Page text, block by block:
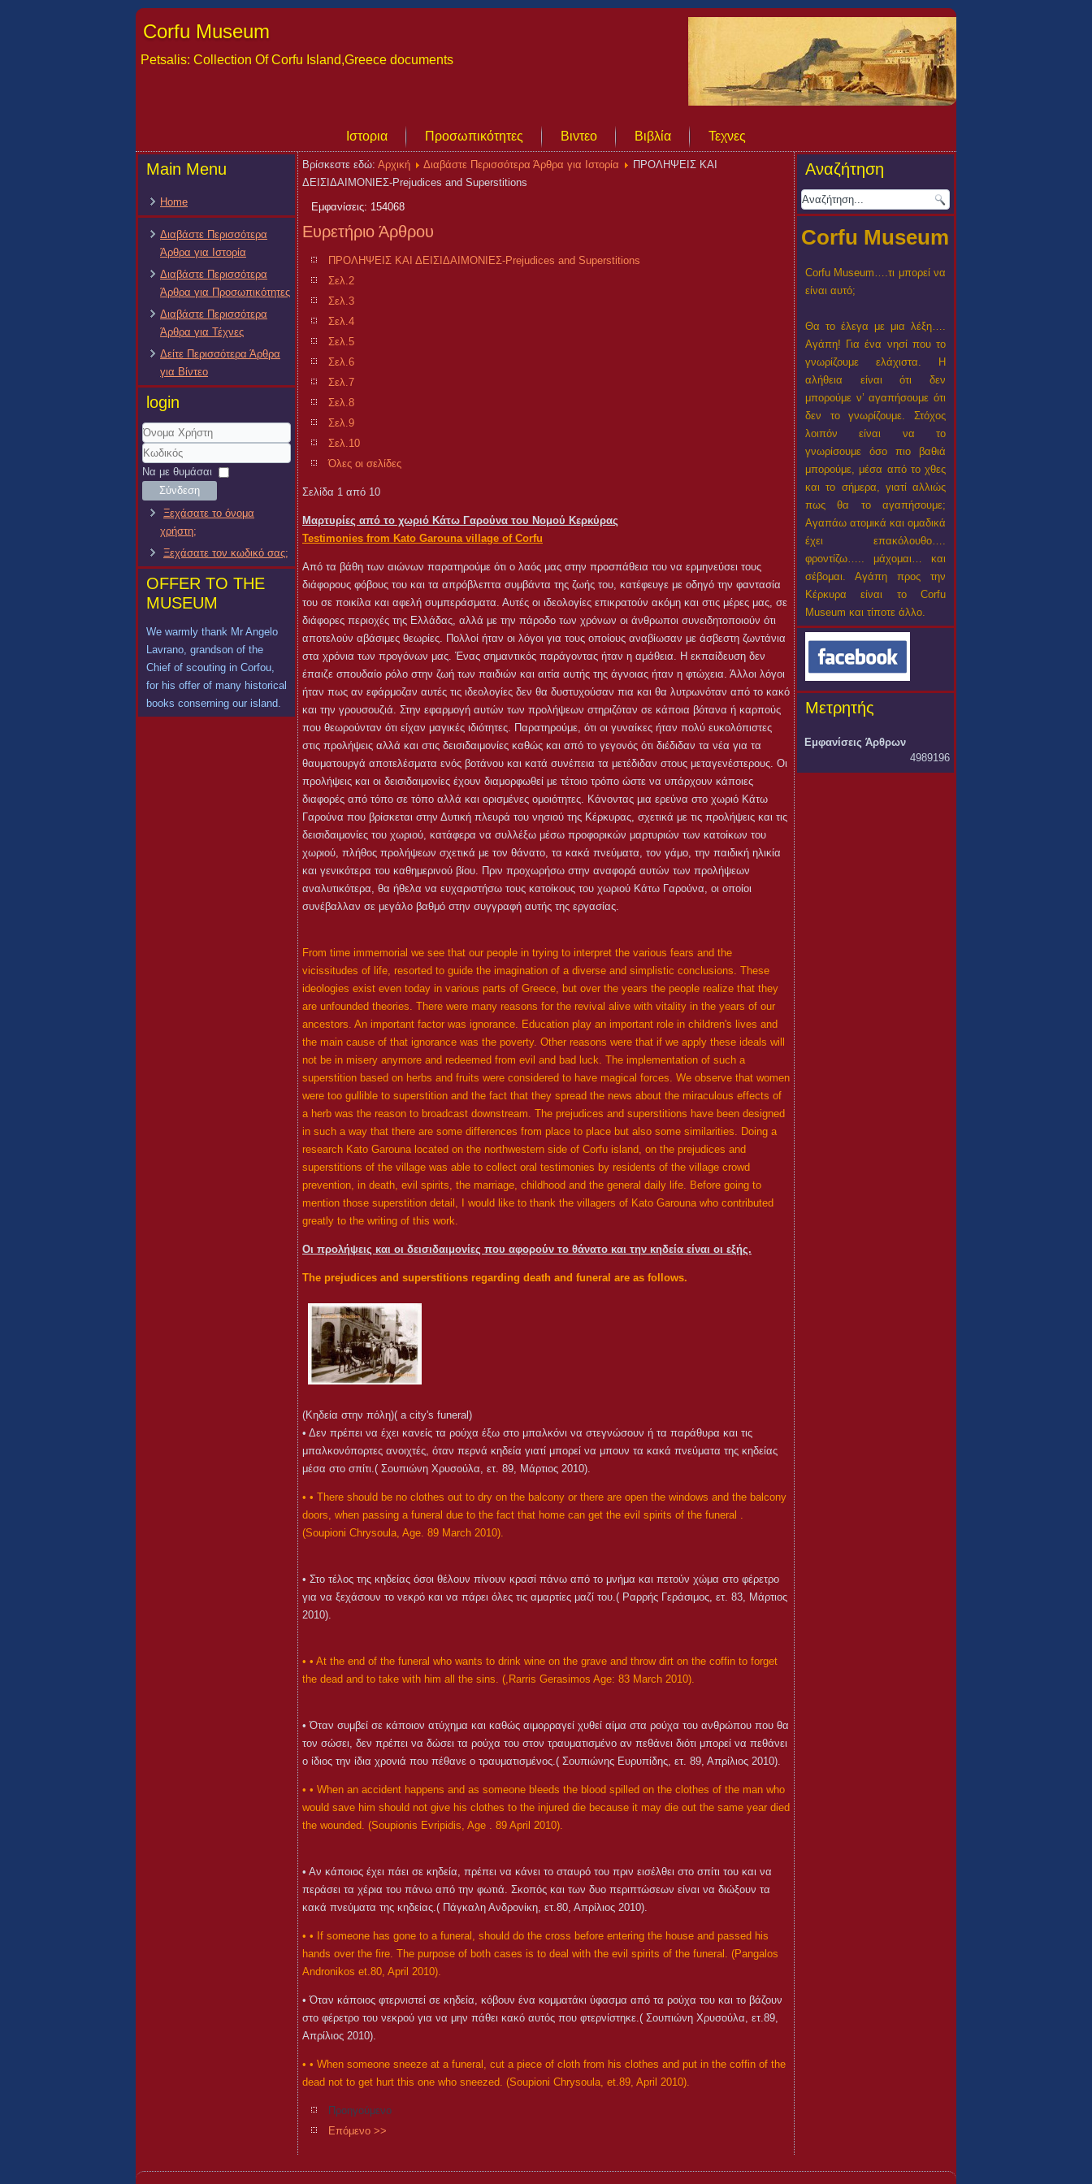
Corfu Museum
Petsalis: Collection Of Corfu Island,Greece documents
Ιστορια Προσωπικότητες Βιντεο Βιβλία Τεχνες
Main Menu
Home
Διαβάστε Περισσότερα
Άρθρα για Ιστορία
Διαβάστε Περισσότερα
Άρθρα για Προσωπικότητες
Διαβάστε Περισσότερα
Άρθρα για Τέχνες
Δείτε Περισσότερα Άρθρα
για Βίντεο
login
Όνομα
Χρήστη
Κωδικός
Να με θυμάσαι
Σύνδεση
Ξεχάσατε το όνομα
χρήστη;
Ξεχάσατε τον κωδικό σας;
OFFER TO THE
MUSEUM
We warmly thank Mr Angelo
Lavrano, grandson of the
Chief of scouting in Corfou,
for his offer of many historical
books conserning our island.
Βρίσκεστε εδώ: Αρχική Διαβάστε Περισσότερα Άρθρα για Ιστορία
ΠΡΟΛΗΨΕΙΣ ΚΑΙ
ΔΕΙΣΙΔΑΙΜΟΝΙΕΣ-Prejudices and Superstitions
Εμφανίσεις: 154068
Ευρετήριο Άρθρου
ΠΡΟΛΗΨΕΙΣ ΚΑΙ ΔΕΙΣΙΔΑΙΜΟΝΙΕΣ-Prejudices and Superstitions
Σελ.2
Σελ.3
Σελ.4
Σελ.5
Σελ.6
Σελ.7
Σελ.8
Σελ.9
Σελ.10
Όλες οι σελίδες
Σελίδα 1 από 10
Μαρτυρίες από το χωριό Κάτω Γαρούνα του Νομού Κερκύρας
Testimonies from Kato Garouna village of Corfu
Από τα βάθη των αιώνων παρατηρούμε ότι ο λαός μας στην προσπάθεια του να ερμηνεύσει τους
διάφορους φόβους του και τα απρόβλεπτα συμβάντα της ζωής του, κατέφευγε με οδηγό την φαντασία
του σε ποικίλα και αφελή συμπεράσματα. Αυτές οι ιδεολογίες επικρατούν ακόμη και στις μέρες μας, σε
διάφορες περιοχές της Ελλάδας, αλλά με την πάροδο των χρόνων οι άνθρωποι συνειδητοποιούν ότι
αποτελούν αβάσιμες θεωρίες. Πολλοί ήταν οι λόγοι για τους οποίους αναβίωσαν με άσβεστη ζωντάνια
στα χρόνια των προγόνων μας. Ένας σημαντικός παράγοντας ήταν η αμάθεια. Η εκπαίδευση δεν
έπαιζε σπουδαίο ρόλο στην ζωή των παιδιών και αιτία αυτής της άγνοιας ήταν η φτώχεια. Άλλοι λόγοι
ήταν πως αν εφάρμοζαν αυτές τις ιδεολογίες δεν θα δυστυχούσαν πια και θα λυτρωνόταν από το κακό
και την γρουσουζιά. Στην εφαρμογή αυτών των προλήψεων στηριζόταν σε κάποια βότανα ή καρπούς
που θεωρούνταν ότι είχαν μαγικές ιδιότητες. Παρατηρούμε, ότι οι γυναίκες ήταν πολύ ευκολόπιστες
στις προλήψεις αλλά και στις δεισιδαιμονίες καθώς και από το γεγονός ότι διέδιδαν τα νέα για τα
θαυματουργά αποτελέσματα ενός βοτάνου και κατά συνέπεια τα μετέδιδαν στους μεταγενέστερους. Οι
προλήψεις και οι δεισιδαιμονίες έχουν διαμορφωθεί με τέτοιο τρόπο ώστε να υπάρχουν κάποιες
διαφορές από τόπο σε τόπο αλλά και ορισμένες ομοιότητες. Κάνοντας μια ερεύνα στο χωριό Κάτω
Γαρούνα που βρίσκεται στην Δυτική πλευρά του νησιού της Κέρκυρας, σχετικά με τις προλήψεις και τις
δεισιδαιμονίες του χωριού, κατάφερα να συλλέξω μέσω προφορικών μαρτυριών των κατοίκων του
χωριού, πλήθος προλήψεων σχετικά με τον θάνατο, τα κακά πνεύματα, τον γάμο, την παιδική ηλικία
και γενικότερα του καθημερινού βίου. Πριν προχωρήσω στην αναφορά αυτών των προλήψεων
αναλυτικότερα, θα ήθελα να ευχαριστήσω τους κατοίκους του χωριού Κάτω Γαρούνα, οι οποίοι
συνέβαλλαν σε μεγάλο βαθμό στην συγγραφή αυτής της εργασίας.
From time immemorial we see that our people in trying to interpret the various fears and the
vicissitudes of life, resorted to guide the imagination of a diverse and simplistic conclusions. These
ideologies exist even today in various parts of Greece, but over the years the people realize that they
are unfounded theories. There were many reasons for the revival alive with vitality in the years of our
ancestors. An important factor was ignorance. Education play an important role in children's lives and
the main cause of that ignorance was the poverty. Other reasons were that if we apply these ideals will
not be in misery anymore and redeemed from evil and bad luck. The implementation of such a
superstition based on herbs and fruits were considered to have magical forces. We observe that women
were too gullible to superstition and the fact that they spread the news about the miraculous effects of
a herb was the reason to broadcast downstream. The prejudices and superstitions have been designed
in such a way that there are some differences from place to place but also some similarities. Doing a
research Kato Garouna located on the northwestern side of Corfu island, on the prejudices and
superstitions of the village was able to collect oral testimonies by residents of the village crowd
prevention, in death, evil spirits, the marriage, childhood and the general daily life. Before going to
mention those superstition detail, I would like to thank the villagers of Kato Garouna who contributed
greatly to the writing of this work.
Οι προλήψεις και οι δεισιδαιμονίες που αφορούν το θάνατο και την κηδεία είναι οι εξής.
The prejudices and superstitions regarding death and funeral are as follows.
(Κηδεία στην πόλη)( a city's funeral)
• Δεν πρέπει να έχει κανείς τα ρούχα έξω στο μπαλκόνι να στεγνώσουν ή τα παράθυρα και τις
μπαλκονόπορτες ανοιχτές, όταν περνά κηδεία γιατί μπορεί να μπουν τα κακά πνεύματα της κηδείας
μέσα στο σπίτι.( Σουπιώνη Χρυσούλα, ετ. 89, Μάρτιος 2010).
• • There should be no clothes out to dry on the balcony or there are open the windows and the balcony
doors, when passing a funeral due to the fact that home can get the evil spirits of the funeral .
(Soupioni Chrysoula, Age. 89 March 2010).
• Στο τέλος της κηδείας όσοι θέλουν πίνουν κρασί πάνω από το μνήμα και πετούν χώμα στο φέρετρο
για να ξεχάσουν το νεκρό και να πάρει όλες τις αμαρτίες μαζί του.( Ραρρής Γεράσιμος, ετ. 83, Μάρτιος
2010).
• • At the end of the funeral who wants to drink wine on the grave and throw dirt on the coffin to forget
the dead and to take with him all the sins. (,Rarris Gerasimos Age: 83 March 2010).
• Όταν συμβεί σε κάποιον ατύχημα και καθώς αιμορραγεί χυθεί αίμα στα ρούχα του ανθρώπου που θα
τον σώσει, δεν πρέπει να δώσει τα ρούχα του στον τραυματισμένο αν πεθάνει διότι μπορεί να πεθάνει
ο ίδιος την ίδια χρονιά που πέθανε ο τραυματισμένος.( Σουπιώνης Ευρυπίδης, ετ. 89, Απρίλιος 2010).
• • When an accident happens and as someone bleeds the blood spilled on the clothes of the man who
would save him should not give his clothes to the injured die because it may die out the same year died
the wounded. (Soupionis Evripidis, Age . 89 April 2010).
• Αν κάποιος έχει πάει σε κηδεία, πρέπει να κάνει το σταυρό του πριν εισέλθει στο σπίτι του και να
περάσει τα χέρια του πάνω από την φωτιά. Σκοπός και των δυο περιπτώσεων είναι να διώξουν τα
κακά πνεύματα της κηδείας.( Πάγκαλη Ανδρονίκη, ετ.80, Απρίλιος 2010).
• • If someone has gone to a funeral, should do the cross before entering the house and passed his
hands over the fire. The purpose of both cases is to deal with the evil spirits of the funeral. (Pangalos
Andronikos et.80, April 2010).
• Όταν κάποιος φτερνιστεί σε κηδεία, κόβουν ένα κομματάκι ύφασμα από τα ρούχα του και το βάζουν
στο φέρετρο του νεκρού για να μην πάθει κακό αυτός που φτερνίστηκε.( Σουπιώνη Χρυσούλα, ετ.89,
Απρίλιος 2010).
• • When someone sneeze at a funeral, cut a piece of cloth from his clothes and put in the coffin of the
dead not to get hurt this one who sneezed. (Soupioni Chrysoula, et.89, April 2010).
Προηγούμενο
Επόμενο >>
Αναζήτηση
Corfu Museum
Corfu Museum….τι μπορεί να
είναι αυτό;
Θα το έλεγα με μια λέξη….
Αγάπη! Για ένα νησί που το
γνωρίζουμε ελάχιστα. Η
αλήθεια είναι ότι δεν
μπορούμε ν’ αγαπήσουμε ότι
δεν το γνωρίζουμε. Στόχος
λοιπόν είναι να το
γνωρίσουμε όσο πιο βαθιά
μπορούμε, μέσα από το χθες
και το σήμερα, γιατί αλλιώς
πως θα το αγαπήσουμε;
Αγαπάω ατομικά και ομαδικά
έχει επακόλουθο….
φροντίζω….. μάχομαι… και
σέβομαι. Αγάπη προς την
Κέρκυρα είναι το Corfu
Museum και τίποτε άλλο.
Μετρητής
Εμφανίσεις Άρθρων
4989196